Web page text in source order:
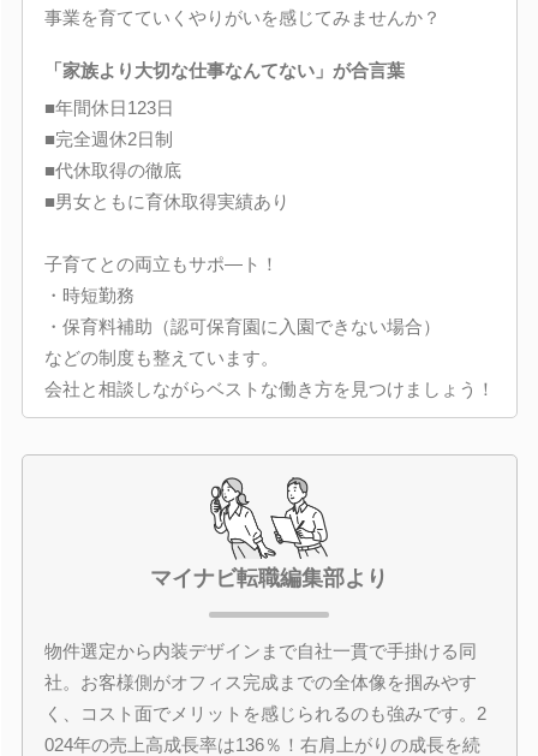
事業を育てていくやりがいを感じてみませんか？
「家族より大切な仕事なんてない」が合言葉
■年間休日123日
■完全週休2日制
■代休取得の徹底
■男女ともに育休取得実績あり
子育てとの両立もサポ―ト！
・時短勤務
・保育料補助（認可保育園に入園できない場合）
などの制度も整えています。
会社と相談しながらベストな働き方を見つけましょう！
マイナビ転職編集部より
物件選定から内装デザインまで自社一貫で手掛ける同
社。お客様側がオフィス完成までの全体像を掴みやす
く、コスト面でメリットを感じられるのも強みです。2
024年の売上高成長率は136％！右肩上がりの成長を続